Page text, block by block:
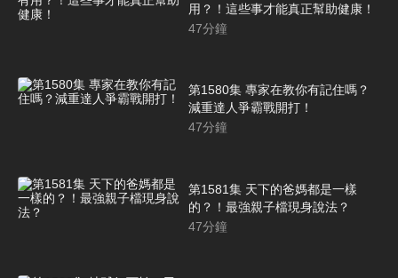
用？！這些事才能真正幫助健康！
47分鐘
第1580集 專家在教你有記住嗎？
減重達人爭霸戰開打！
47分鐘
第1581集 天下的爸媽都是一樣
的？！最強親子檔現身說法？
47分鐘